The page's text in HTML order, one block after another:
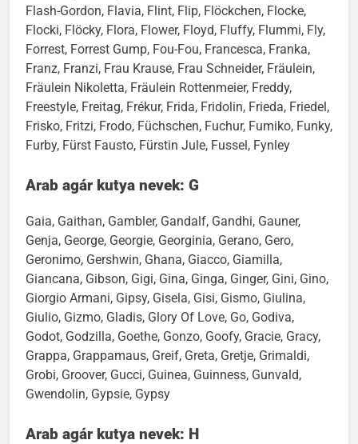
Flash-Gordon, Flavia, Flint, Flip, Flöckchen, Flocke,
Flocki, Flöcky, Flora, Flower, Floyd, Fluffy, Flummi, Fly,
Forrest, Forrest Gump, Fou-Fou, Francesca, Franka,
Franz, Franzi, Frau Krause, Frau Schneider, Fräulein,
Fräulein Nikoletta, Fräulein Rottenmeier, Freddy,
Freestyle, Freitag, Frékur, Frida, Fridolin, Frieda, Friedel,
Frisko, Fritzi, Frodo, Füchschen, Fuchur, Fumiko, Funky,
Furby, Fürst Fausto, Fürstin Jule, Fussel, Fynley
Arab agár kutya nevek: G
Gaia, Gaithan, Gambler, Gandalf, Gandhi, Gauner,
Genja, George, Georgie, Georginia, Gerano, Gero,
Geronimo, Gershwin, Ghana, Giacco, Giamilla,
Giancana, Gibson, Gigi, Gina, Ginga, Ginger, Gini, Gino,
Giorgio Armani, Gipsy, Gisela, Gisi, Gismo, Giulina,
Giulio, Gizmo, Gladis, Glory Of Love, Go, Godiva,
Godot, Godzilla, Goethe, Gonzo, Goofy, Gracie, Gracy,
Grappa, Grappamaus, Greif, Greta, Gretje, Grimaldi,
Grobi, Groover, Gucci, Guinea, Guinness, Gunvald,
Gwendolin, Gypsie, Gypsy
Arab agár kutya nevek: H